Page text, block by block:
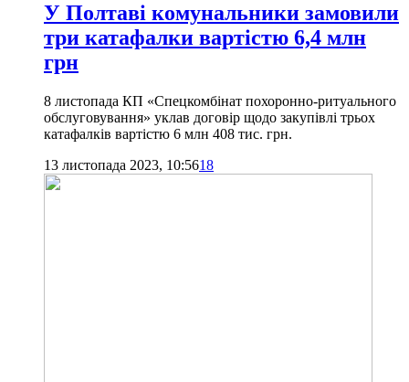
У Полтаві комунальники замовили
три катафалки вартістю 6,4 млн
грн
8 листопада КП «Спецкомбінат похоронно-ритуального
обслуговування» уклав договір щодо закупівлі трьох
катафалків вартістю 6 млн 408 тис. грн.
13 листопада 2023, 10:5618